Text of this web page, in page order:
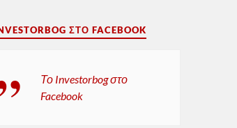
ΣΤΟ FACEBOOK
Το Investorbog στο
Facebook